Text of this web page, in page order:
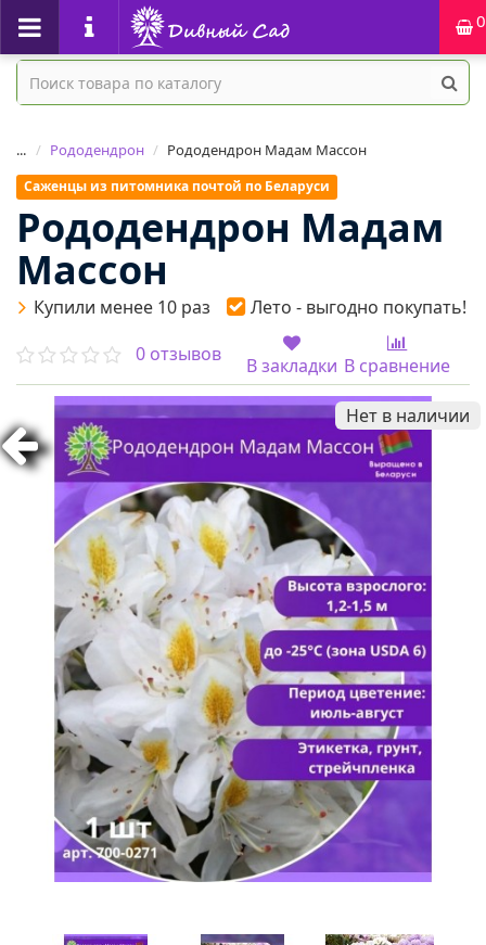
0
... Рододендрон Рододендрон Мадам Массон
Саженцы из питомника почтой по Беларуси
Рододендрон Мадам
Массон
Купили менее 10 раз
Лето - выгодно покупать!
0 отзывов
В закладки В сравнение
Нет в наличии